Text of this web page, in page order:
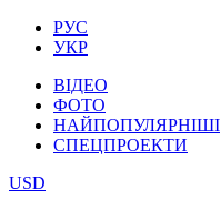
РУС
УКР
ВІДЕО
ФОТО
НАЙПОПУЛЯРНІШІ
СПЕЦПРОЕКТИ
USD